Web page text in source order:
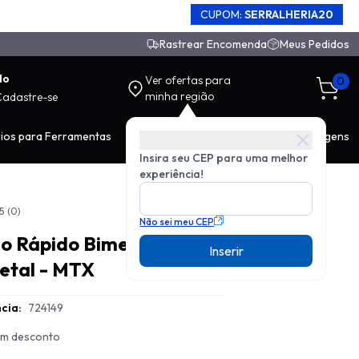
CUPOM: SERRALHERIA20
Rastrear Encomenda Meus Pedidos
se
Ver ofertas para
minha região
Insira seu CEP para uma melhor
experiência!
Não sei meu CEP
Inserir
0
para Ferramentas Ferragens
(0)
Rápido Bimetal
- MTX
724149
desconto